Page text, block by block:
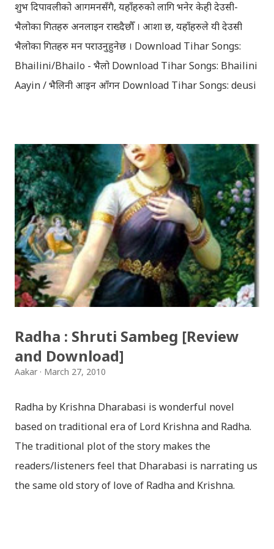
शुभ दिपावलीको आगमनसँगै, यहाँहरुको लागि भनेर केही देउसी-
भैलोका गितहरु अनलाइन राख्दैछौँ । आशा छ, यहाँहरुले यी देउसी
भैलोका गितहरु मन पराउनुहुनेछ । Download Tihar Songs:
Bhailini/Bhailo - भैलो Download Tihar Songs: Bhailini
Aayin / भैलिनी आइन आँगन Download Tihar Songs: deusi
Songs: diyo baali sanjh ko / दियो बाली साँझ को
Download: Tihar Dhun (Deusi,Bhailo)/ तिहार धुन(देउसी
भैलो)- सुरसुधा नोट: यी अपलोड गरिएका गितसंगितहरु व्यावसायिक
प्रायोजनको लागि प्रयोग नगर्न आग्रह गर्दछौँ । इन्टरनेटमा भेटिएका
गितहरुलाई हामीले यहाँ एकै ठाउँमा सजिलोको लागि राखिदिएको मात्र
हौँ । तपाई यदि यी गित संगितको सर्जक हुनुहुन्छ र गित संगित यहाँबाट
हटाउनुपर्ने भए जानकारी गराउनुहोला । फेरी एकपटक शुभ दिपावलीको
हार्दिक मंगलमय शुभकामना व्यक्त गर्दछौँ ।
Radha : Shruti Sambeg [Review
and Download]
Aakar March 27, 2010
Radha by Krishna Dharabasi is wonderful novel
based on traditional era of Lord Krishna and Radha.
The traditional plot of the story makes the
readers/listeners feel that Dharabasi is narrating us
the same old story of love of Radha and Krishna.